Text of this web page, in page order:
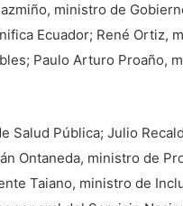
ministro de
Ecuador; René Ortiz,
Paulo Arturo Proaño,
Salud Pública; Julio
Ontaneda, ministro de
Taiano, ministro de